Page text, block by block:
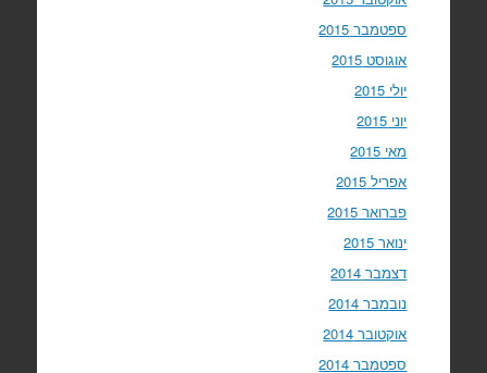
ספטמבר 2015
אוגוסט 2015
יולי 2015
יוני 2015
מאי 2015
אפריל 2015
פברואר 2015
ינואר 2015
דצמבר 2014
נובמבר 2014
אוקטובר 2014
ספטמבר 2014